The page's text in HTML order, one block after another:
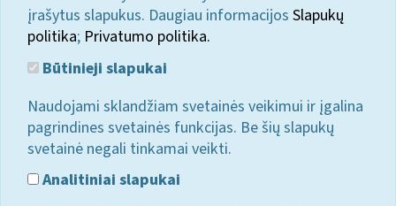
įrašytus slapukus. Daugiau informacijos Slapukų
politika; Privatumo politika.
Būtinieji slapukai
Naudojami sklandžiam svetainės veikimui ir įgalina
pagrindines svetainės funkcijas. Be šių slapukų
svetainė negali tinkamai veikti.
Analitiniai slapukai